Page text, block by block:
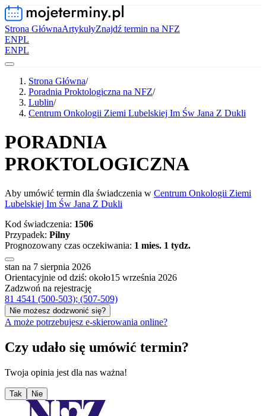
Strona GłównaArtykułyZnajdź termin na NFZ
ENPL
ENPL
Strona Główna/
Poradnia Proktologiczna na NFZ/
Lublin/
Centrum Onkologii Ziemi Lubelskiej Im Św Jana Z Dukli
PORADNIA
PROKTOLOGICZNA
Aby umówić termin dla świadczenia w Centrum Onkologii Ziemi
Lubelskiej Im Św Jana Z Dukli
Kod świadczenia: 1506
Przypadek: Pilny
Prognozowany czas oczekiwania: 1 mies. 1 tydz.
stan na 7 sierpnia 2026
Orientacyjnie od dziś: około15 września 2026
Zadzwoń na rejestrację
81 4541 (500-503); (507-509)
Nie możesz dodzwonić się?
A może potrzebujesz e-skierowania online?
Czy udało się umówić termin?
Twoja opinia jest dla nas ważna!
Tak Nie